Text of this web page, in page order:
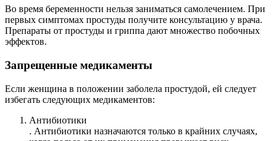
Во время беременности нельзя заниматься самолечением. При
первых симптомах простуды получите консультацию у врача.
Препараты от простуды и гриппа дают множество побочных
эффектов.
Запрещенные медикаменты
Если женщина в положении заболела простудой, ей следует
избегать следующих медикаментов:
Антибиотики
. Антибиотики назначаются только в крайних случаях,